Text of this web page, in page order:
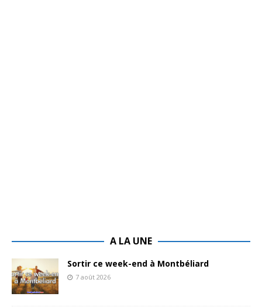
A LA UNE
Sortir ce week-end à Montbéliard
7 août 2026